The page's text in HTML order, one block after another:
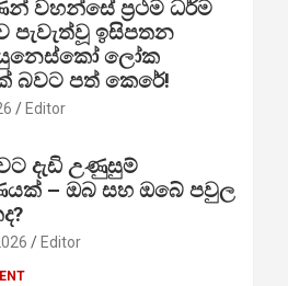
වහන්සේ ප්‍රථම ධර්ම
පැවැත්වූ ඉසිපතන
යුනෙස්කෝ ලෝක
බවට පත් කෙරේ!
Editor
දැඩි උණුසුම්
– ඔබ සහ ඔබේ පවුල
Editor